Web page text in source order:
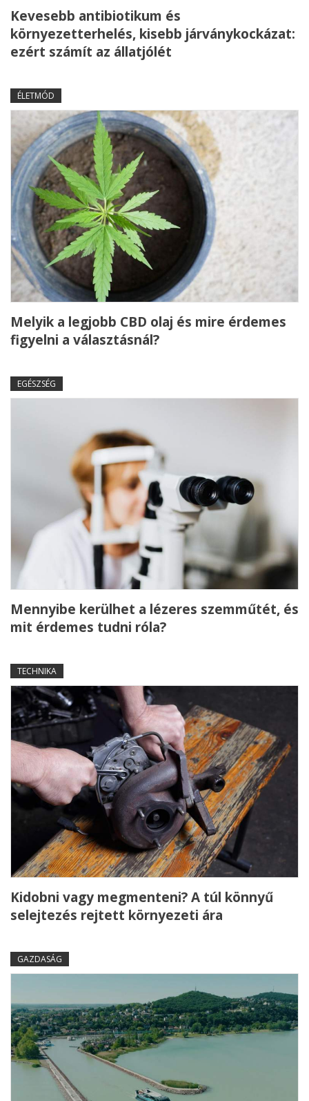
Kevesebb antibiotikum és
környezetterhelés, kisebb járványkockázat:
ezért számít az állatjólét
ÉLETMÓD
Melyik a legjobb CBD olaj és mire érdemes
figyelni a választásnál?
EGÉSZSÉG
Mennyibe kerülhet a lézeres szemműtét, és
mit érdemes tudni róla?
TECHNIKA
Kidobni vagy megmenteni? A túl könnyű
selejtezés rejtett környezeti ára
GAZDASÁG